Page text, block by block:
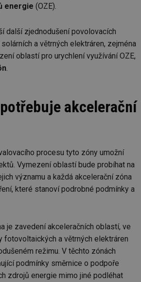
energie (OZE).
další zjednodušení povolovacích
a větrných elektráren, zejména
oblastí pro urychlení využívání OZE,
akcelerační
procesu tyto zóny umožní
Vymezení oblastí bude probíhat na
významu a každá akcelerační zóna
které stanoví podrobné podmínky a
je zavedení akceleračních oblastí, ve
fotovoltaických a větrných elektráren
režimu. V těchto zónách
podmínky směrnice o podpoře
zdrojů energie mimo jiné podléhat